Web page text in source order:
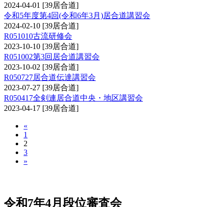
2024-04-01 [39居合道]
令和5年度第4回(令和6年3月)居合道講習会
2024-02-10 [39居合道]
R051010古流研修会
2023-10-10 [39居合道]
R051002第3回居合道講習会
2023-10-02 [39居合道]
R050727居合道伝達講習会
2023-07-27 [39居合道]
R050417全剣連居合道中央・地区講習会
2023-04-17 [39居合道]
«
1
2
3
»
令和7年4月段位審査会